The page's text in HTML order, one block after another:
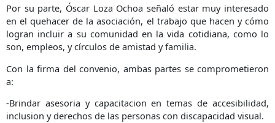
Por su parte, Óscar Loza Ochoa señaló estar muy interesado
en el quehacer de la asociación, el trabajo que hacen y cómo
logran incluir a su comunidad en la vida cotidiana, como lo
son, empleos, y círculos de amistad y familia.
Con la firma del convenio, ambas partes se comprometieron
a:
-Brindar asesoria y capacitacion en temas de accesibilidad,
inclusion y derechos de las personas con discapacidad visual.